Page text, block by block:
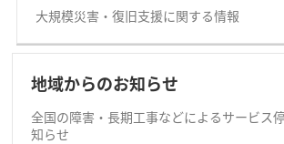
大規模災害・復旧支援に関する情報
地域からのお知らせ
全国の障害・長期工事などによるサービス
知らせ